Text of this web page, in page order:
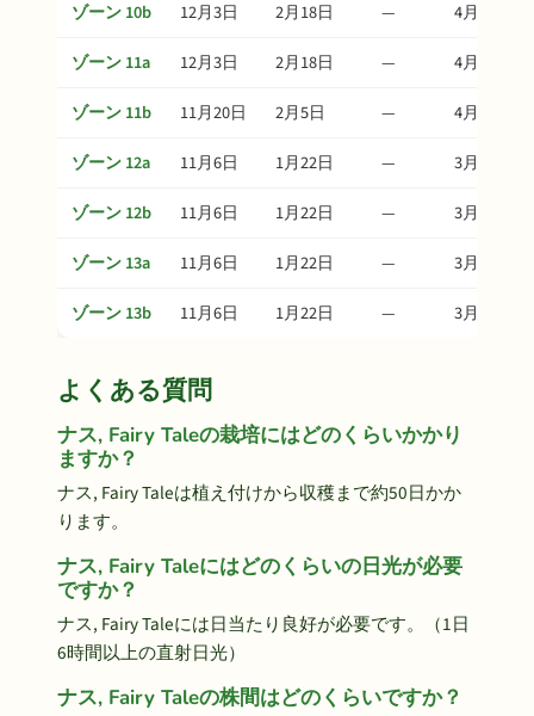
ゾーン 10b 12月3日 2月18日 —
4月24日
ゾーン 11a
12月3日 2月18日 —
4月24日
ゾーン 11b
11月20日 2月5日 —
4月11日
ゾーン 12a
11月6日 1月22日 —
3月28日
ゾーン 12b
11月6日 1月22日 —
3月28日
ゾーン 13a
11月6日 1月22日 —
3月28日
ゾーン 13b
11月6日 1月22日 — 3月28日
よくある質問
ナス, Fairy Taleの栽培にはどのくらいかかり
ますか？
ナス, Fairy Taleは植え付けから収穫まで約50日かか
ります。
ナス, Fairy Taleにはどのくらいの日光が必要
ですか？
ナス, Fairy Taleには日当たり良好が必要です。（1日
6時間以上の直射日光）
ナス, Fairy Taleの株間はどのくらいですか？